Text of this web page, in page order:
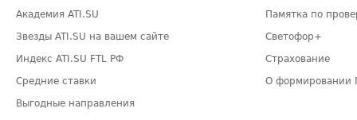
Академия ATI.SU
Звезды ATI.SU на вашем сайте
Индекс ATI.SU FTL РФ
Средние ставки
Выгодные направления
Памятка по
Светофор+
Страхование
О формировании